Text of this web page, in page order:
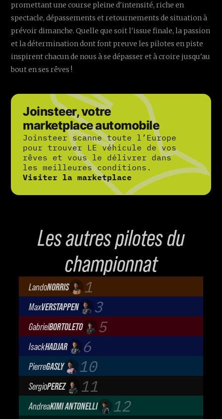
promettant une course pleine d'intensité, riche en
spectacle, dépassements et retournements de situation à
prévoir dimanche. Quelle que soit l'issue finale, la passion
et la détermination dont font preuve les pilotes en piste
inspirent chacun de nous à se dépasser et à croire jusqu'au
bout en ses rêves !
Joinsteer, votre
marketplace automobile
Joinsteer scanne toute l’Europe
pour trouver LE véhicule de vos
rêves et vous le délivrer dans
les meilleures conditions.
Visiter la marketplace
Les autres pilotes du
championnat
LandoNORRIS 1
McLaren Mastercard F1 Team
MaxVERSTAPPEN 3
Oracle Red Bull Racing
GabrielBORTOLETO 5
Audi Revolut F1 Team
IsackHADJAR 6
Oracle Red Bull Racing
PierreGASLY 10
BWT Alpine Formula One Team
SergioPEREZ 11
Cadillac Formula 1 Team
AndreaKIMI ANTONELLI 12